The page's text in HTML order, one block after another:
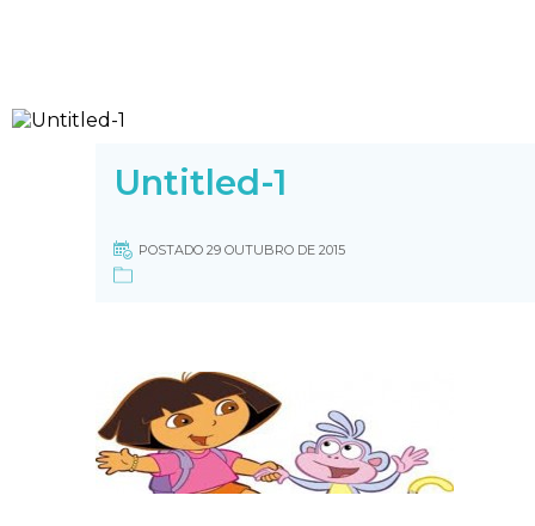
Untitled-1
POSTADO 29 OUTUBRO DE 2015